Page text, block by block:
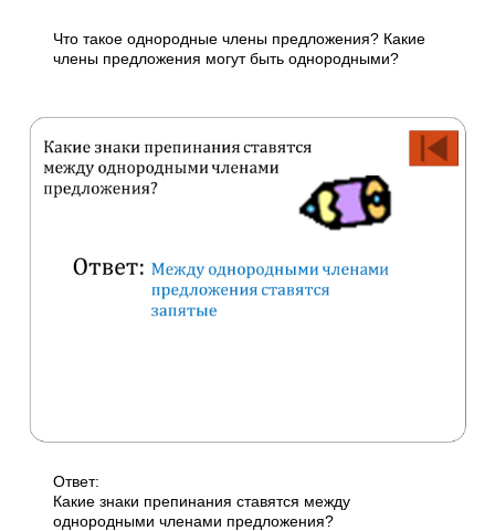
Что такое однородные члены предложения? Какие
члены предложения могут быть однородными?
Ответ:
Какие знаки препинания ставятся между
однородными членами предложения?